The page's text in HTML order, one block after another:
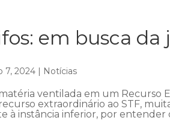
em busca da
7, 2024 | Notícias
ventilada em um Recurso
extraordinário ao STF,
à instância inferior, por entender